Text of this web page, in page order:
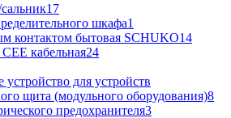
17
шкафа1
контактом бытовая SCHUKO14
кабельная24
устройство для устройств
щита (модульного оборудования)8
предохранителя3